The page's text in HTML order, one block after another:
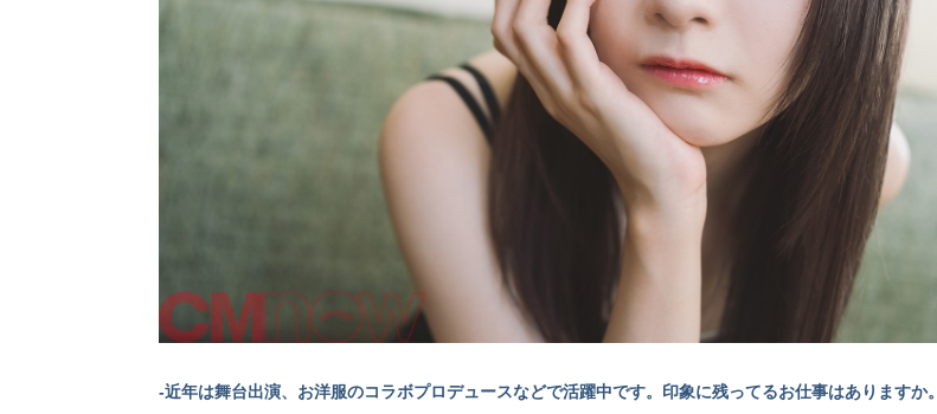
-近年は舞台出演、お洋服のコラボプロデュースなどで活躍中です。印象に残ってるお仕事はありますか。